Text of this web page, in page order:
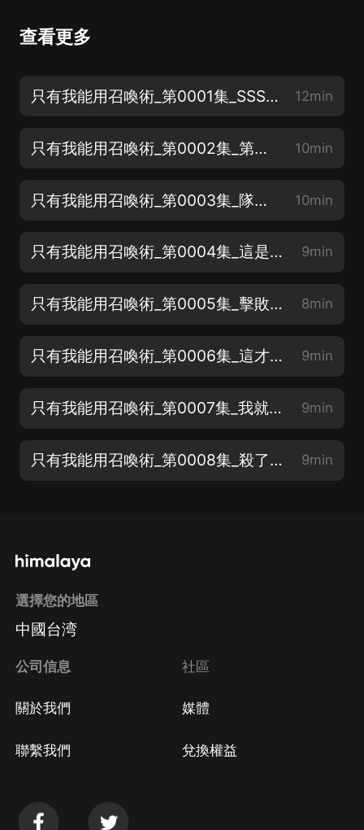
查看更多
只有我能用召喚術_第0001集_SSS天賦技能 12min
只有我能用召喚術_第0002集_第一只召喚怪 10min
只有我能用召喚術_第0003集_隊伍壯大 10min
只有我能用召喚術_第0004集_這是嫌自己命長嗎？ 9min
只有我能用召喚術_第0005集_擊敗精英首領 8min
只有我能用召喚術_第0006集_這才是真英雄啊！ 9min
只有我能用召喚術_第0007集_我就是一個窮逼 9min
只有我能用召喚術_第0008集_殺了他們！ 9min
選擇您的地區
中國台湾
公司信息
關於我們
聯繫我們
社區
媒體
兌換權益